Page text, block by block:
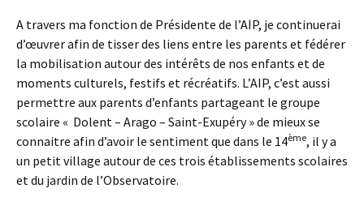
A travers ma fonction de Présidente de l’AIP, je continuerai
d’œuvrer afin de tisser des liens entre les parents et fédérer
la mobilisation autour des intérêts de nos enfants et de
moments culturels, festifs et récréatifs. L’AIP, c’est aussi
permettre aux parents d’enfants partageant le groupe
scolaire « Dolent – Arago – Saint-Exupéry » de mieux se
connaitre afin d’avoir le sentiment que dans le 14ème, il y a
un petit village autour de ces trois établissements scolaires
et du jardin de l’Observatoire.